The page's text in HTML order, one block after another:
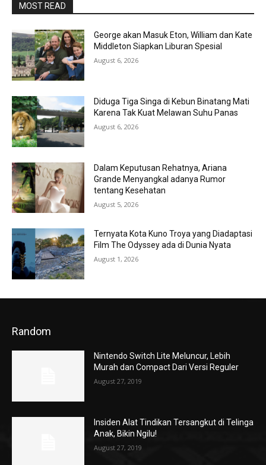
MOST READ
George akan Masuk Eton, William dan Kate
Middleton Siapkan Liburan Spesial
August 6, 2026
Diduga Tiga Singa di Kebun Binatang Mati
Karena Tak Kuat Melawan Suhu Panas
August 6, 2026
Dalam Keputusan Rehatnya, Ariana
Grande Menyangkal adanya Rumor
tentang Kesehatan
August 5, 2026
Ternyata Kota Kuno Troya yang Diadaptasi
Film The Odyssey ada di Dunia Nyata
August 1, 2026
Random
Nintendo Switch Lite Meluncur, Lebih
Murah dan Compact Dari Versi Reguler
August 27, 2019
Insiden Alat Tindikan Tersangkut di Telinga
Anak, Bikin Ngilu!
August 27, 2019